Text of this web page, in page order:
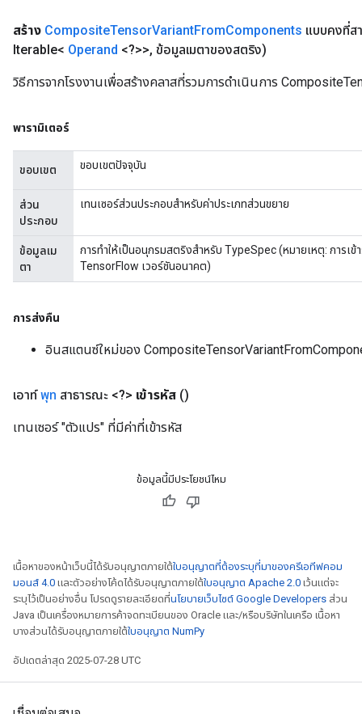
สร้าง CompositeTensorVariantFromComponents แบบคงที่ส
Iterable< Operand <?>>, ข้อมูลเมตาของสตริง)
วิธีการจากโรงงานเพื่อสร้างคลาสที่รวมการดำเนินการ
พารามิเตอร์
ขอบเขต ขอบเขตปัจจุบัน
ส่วน
ประกอบ
เทนเซอร์ส่วนประกอบสำหรับค่าประเภทส่วนขยาย
ข้อมูลเม
ตา
การทำให้เป็นอนุกรมสตริงสำหรับ TypeSpec (หมายเหตุ: การเ
TensorFlow เวอร์ชันอนาคต)
การส่งคืน
อินสแตนซ์ใหม่ของ
เอาท์พุท สาธารณะ <?> เข้ารหัส ()
เทนเซอร์ "ตัวแปร" ที่มีค่าที่เข้ารหัส
ข้อมูลนี้มีประโยชน์ไหม
เนื้อหาของหน้าเว็บนี้ได้รับอนุญาตภายใต้ใบอนุญาตที่ต้องระบุที่มาของครีเอทีฟคอม
มอนส์ 4.0 และตัวอย่างโค้ดได้รับอนุญาตภายใต้ใบอนุญาต Apache 2.0 เว้นแต่จะ
ระบุไว้เป็นอย่างอื่น โปรดดูรายละเอียดที่นโยบายเว็บไซต์ Google Developers ส่วน
Java เป็นเครื่องหมายการค้าจดทะเบียนของ Oracle และ/หรือบริษัทในเครือ เนื้อหา
บางส่วนได้รับอนุญาตภายใต้ใบอนุญาต NumPy
อัปเดตล่าสุด 2025-07-28 UTC